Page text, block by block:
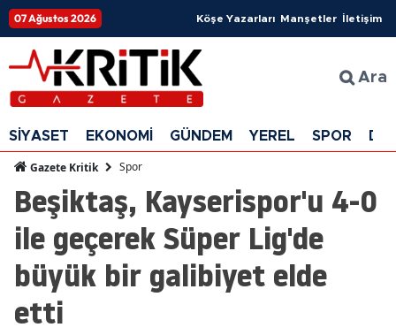
07 Ağustos 2026 Köşe Yazarları Manşetler İletişim
Ara
SİYASET EKONOMİ GÜNDEM YEREL SPOR
Gazete Kritik Spor
Beşiktaş, Kayserispor'u 4-0
ile geçerek Süper Lig'de
büyük bir galibiyet elde
etti